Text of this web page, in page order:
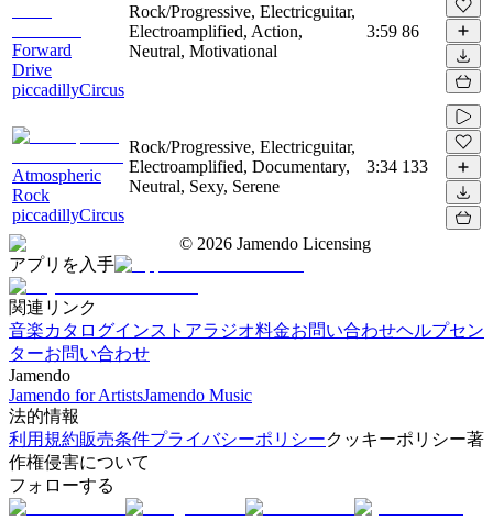
Forward
Drive
piccadillyCircus
Rock/Progressive, Electricguitar,
Electroamplified, Action,
Neutral, Motivational
3:59 86
Atmospheric
Rock
piccadillyCircus
Rock/Progressive, Electricguitar,
Electroamplified, Documentary,
Neutral, Sexy, Serene
3:34 133
© 2026 Jamendo Licensing
アプリを入手
関連リンク
音楽カタログインストアラジオ料金お問い合わせヘルプセン
ターお問い合わせ
Jamendo
Jamendo for ArtistsJamendo Music
法的情報
利用規約販売条件プライバシーポリシークッキーポリシー著
作権侵害について
フォローする